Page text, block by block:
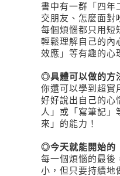
書中有一群「四年
交朋友、怎麼面對
每個煩惱都只用短
輕鬆理解自己的內
效應」等有趣的心
◎具體可以做的方
你還可以學到超
好好說出自己的心
人」或「寫筆記」
來」的能力！
◎今天就能開始的
每一個煩惱的最後
小，但只要持續地